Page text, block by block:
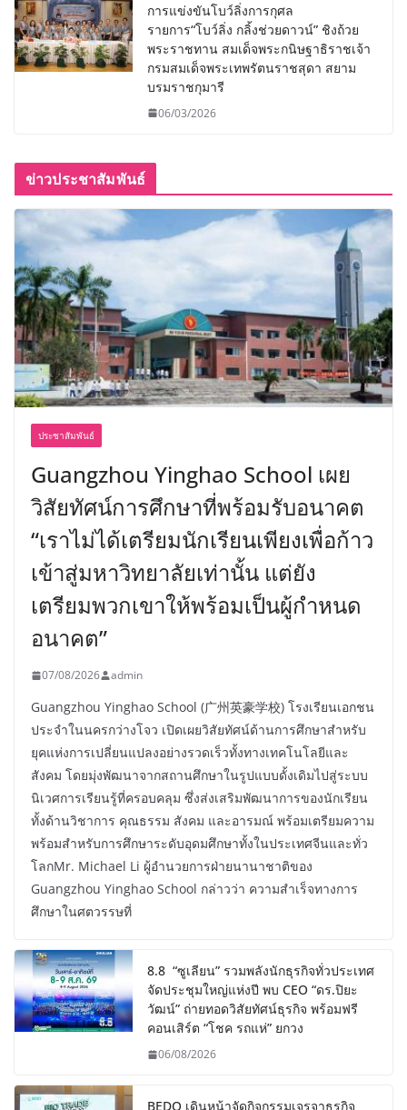
การแข่งขันโบว์ลิ่งการกุศล
รายการ“โบว์ลิ่ง กลิ้งช่วยดาวน์” ชิงถ้วย
พระราชทาน สมเด็จพระกนิษฐาธิราชเจ้า
กรมสมเด็จพระเทพรัตนราชสุดา สยาม
บรมราชกุมารี
06/03/2026
ข่าวประชาสัมพันธ์
ประชาสัมพันธ์
Guangzhou Yinghao School เผย
วิสัยทัศน์การศึกษาที่พร้อมรับอนาคต
“เราไม่ได้เตรียมนักเรียนเพียงเพื่อก้าว
เข้าสู่มหาวิทยาลัยเท่านั้น แต่ยัง
เตรียมพวกเขาให้พร้อมเป็นผู้กำหนด
อนาคต”
07/08/2026 admin
Guangzhou Yinghao School (广州英豪学校) โรงเรียนเอกชน
ประจำในนครกว่างโจว เปิดเผยวิสัยทัศน์ด้านการศึกษาสำหรับ
ยุคแห่งการเปลี่ยนแปลงอย่างรวดเร็วทั้งทางเทคโนโลยีและ
สังคม โดยมุ่งพัฒนาจากสถานศึกษาในรูปแบบดั้งเดิมไปสู่ระบบ
นิเวศการเรียนรู้ที่ครอบคลุม ซึ่งส่งเสริมพัฒนาการของนักเรียน
ทั้งด้านวิชาการ คุณธรรม สังคม และอารมณ์ พร้อมเตรียมความ
พร้อมสำหรับการศึกษาระดับอุดมศึกษาทั้งในประเทศจีนและทั่ว
โลกMr. Michael Li ผู้อำนวยการฝ่ายนานาชาติของ
Guangzhou Yinghao School กล่าวว่า ความสำเร็จทางการ
ศึกษาในศตวรรษที่
8.8 “ซูเลียน” รวมพลังนักธุรกิจทั่วประเทศ
จัดประชุมใหญ่แห่งปี พบ CEO “ดร.ปิยะ
วัฒน์” ถ่ายทอดวิสัยทัศน์ธุรกิจ พร้อมฟรี
คอนเสิร์ต “โชค รถแห่” ยกวง
06/08/2026
BEDO เดินหน้าจัดกิจกรรมเจรจาธุรกิจ